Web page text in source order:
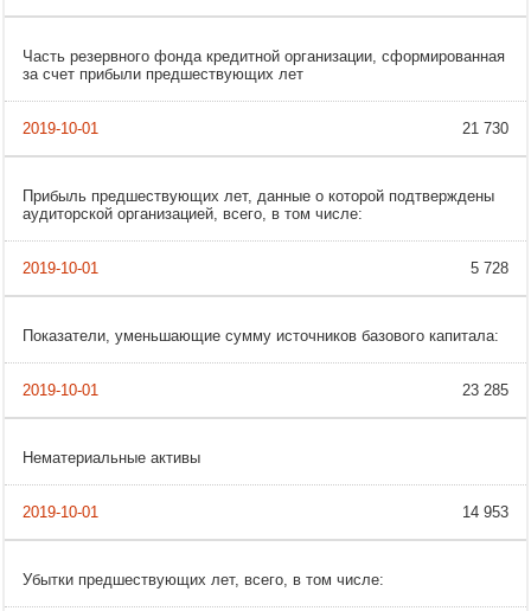
Часть резервного фонда кредитной организации, сформированная
за счет прибыли предшествующих лет
21 730
Прибыль предшествующих лет, данные о которой подтверждены
аудиторской организацией, всего, в том числе:
5 728
Показатели, уменьшающие сумму источников базового капитала:
23 285
Нематериальные активы
14 953
Убытки предшествующих лет, всего, в том числе: